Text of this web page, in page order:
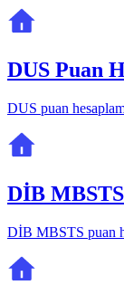
DUS Puan
DUS puan
DİB
DİB MBSTS puan